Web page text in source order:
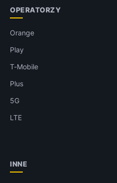
OPERATORZY
Orange
Play
T-Mobile
Plus
5G
LTE
INNE